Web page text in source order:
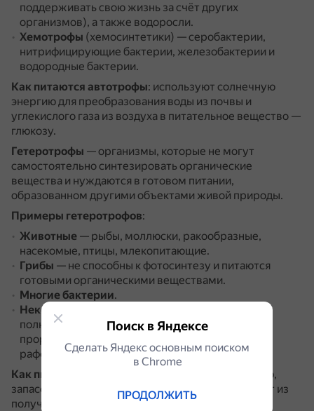
поддерживать свою жизнь за счёт других
организмов), а также водоросли.
Хемотрофы (хемосинтетики) — серобактерии,
нитрифицирующие бактерии, железобактерии и
водородные бактерии.
Как питаются автотрофы: используют солнечную
энергию для преобразования воды из почвы и
углекислого газа из воздуха в питательное вещество —
глюкозу.
Гетеротрофы — организмы, которые не могут
самостоятельно синтезировать органические
вещества и нуждаются в готовом питании,
образованном другими объектами живой природы.
Примеры гетеротрофов:
Животные — рыбы, моллюски, ракообразные,
насекомые, птицы, млекопитающие.
Грибы — не способны к фотосинтезу и питаются
готовыми органическими веществами.
Многие бактерии.
Некоторые растения
полностью лишены хлорофилла и питаются,
прорастая в тело растения-хозяина, например,
раффлезия.
Как питаются гетеротрофы
: используют энергию,
запасённую в органических соединениях, и строят из
полученных веществ собственные белки, липиды,
Поиск в Яндексе
Сделать Яндекс основным поиском
в Сhrome
ПРОДОЛЖИТЬ